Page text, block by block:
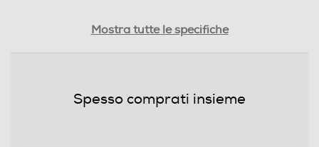
Mostra tutte le specifiche
Spesso comprati insieme